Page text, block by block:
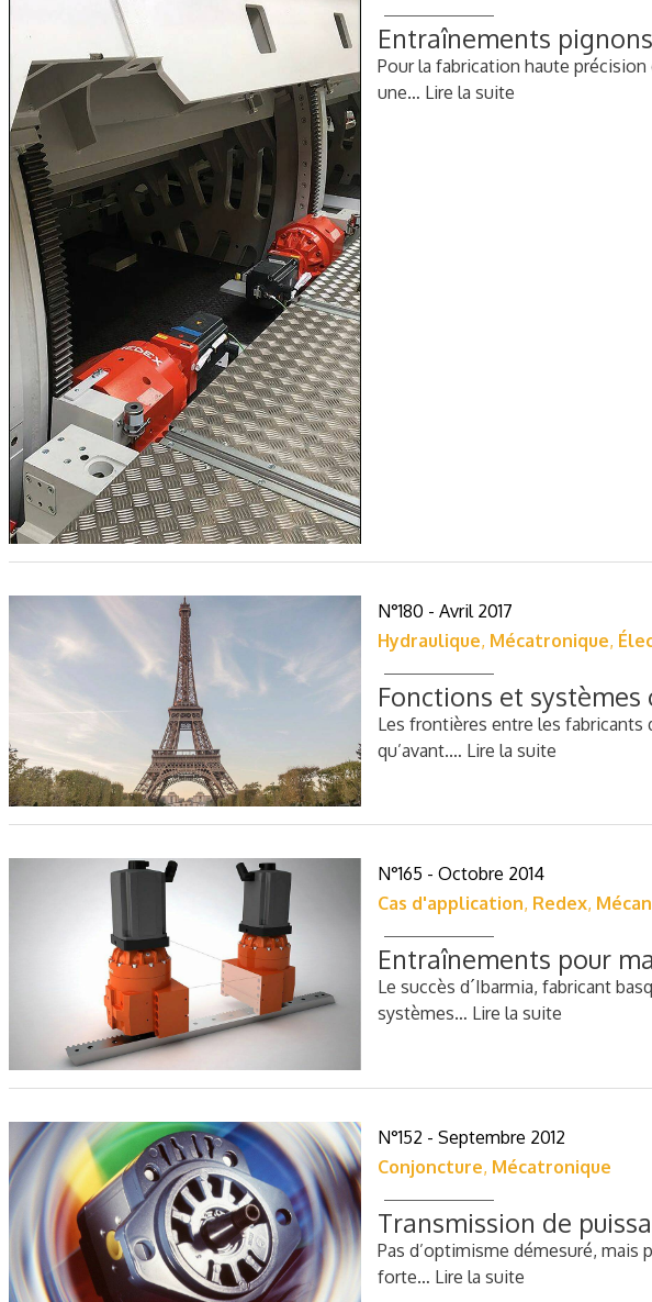
Entraînements
Pour la fabrication haute
une… Lire la suite
N°180 - Avril 2017
Hydraulique, Mécatronique,
Fonctions et
Les frontières entre les fabricants
qu’avant.… Lire la suite
N°165 - Octobre 2014
Cas d'application, Redex,
Entraînements pour
Le succès d´Ibarmia, fabricant
systèmes… Lire la suite
N°152 - Septembre 2012
Conjoncture, Mécatronique
Transmission de
Pas d’optimisme démesuré,
forte… Lire la suite